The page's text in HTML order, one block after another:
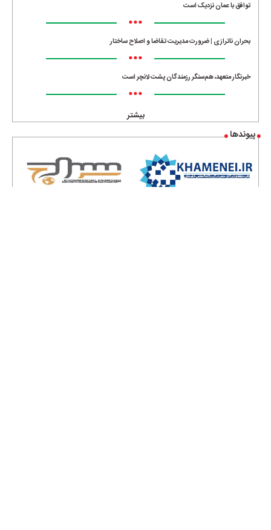
توافق با عمان نزدیک است
•••
بحران ناترازی | ضرورت مدیریت تقاضا و اصلاح ساختار
•••
خبرنگار متعهد، هم‌سنگر رزمندگان پشت لانچر است
•••
بیشتر
پیوندها